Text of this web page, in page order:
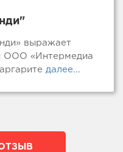
выражает
ООО «Интермедиа
далее...